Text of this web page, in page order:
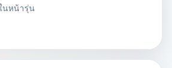
นหน้ารุ่น